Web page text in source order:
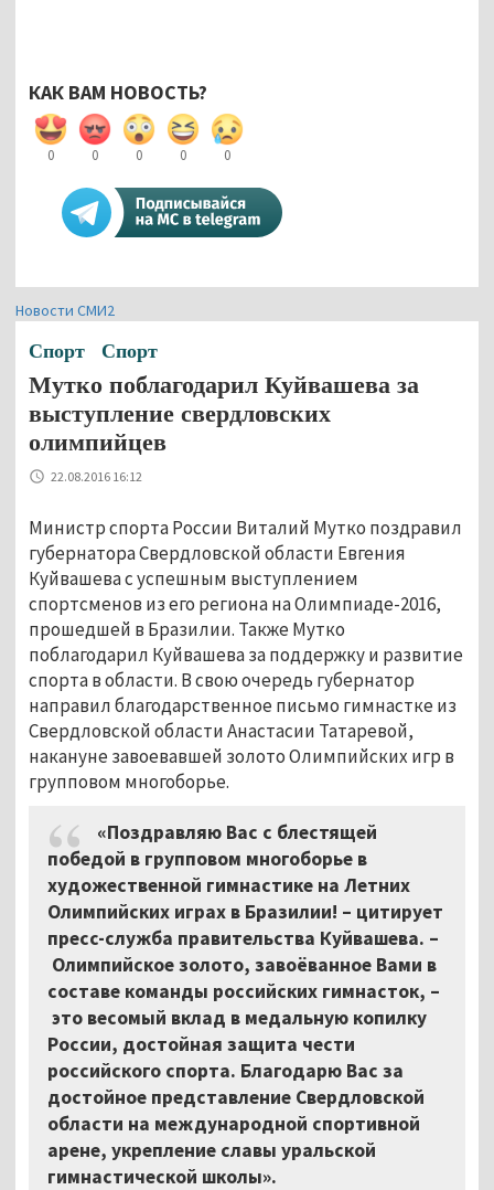
КАК ВАМ НОВОСТЬ?
0 0 0 0 0
Новости СМИ2
Спорт Спорт
Мутко поблагодарил Куйвашева за
выступление свердловских
олимпийцев
22.08.2016 16:12
Министр спорта России Виталий Мутко поздравил
губернатора Свердловской области Евгения
Куйвашева с успешным выступлением
спортсменов из его региона на Олимпиаде-2016,
прошедшей в Бразилии. Также Мутко
поблагодарил Куйвашева за поддержку и развитие
спорта в области. В свою очередь губернатор
направил благодарственное письмо гимнастке из
Свердловской области Анастасии Татаревой,
накануне завоевавшей золото Олимпийских игр в
групповом многоборье.
«Поздравляю Вас с блестящей
победой в групповом многоборье в
художественной гимнастике на Летних
Олимпийских играх в Бразилии! – цитирует
пресс-служба правительства Куйвашева. –
Олимпийское золото, завоёванное Вами в
составе команды российских гимнасток, –
это весомый вклад в медальную копилку
России, достойная защита чести
российского спорта. Благодарю Вас за
достойное представление Свердловской
области на международной спортивной
арене, укрепление славы уральской
гимнастической школы».